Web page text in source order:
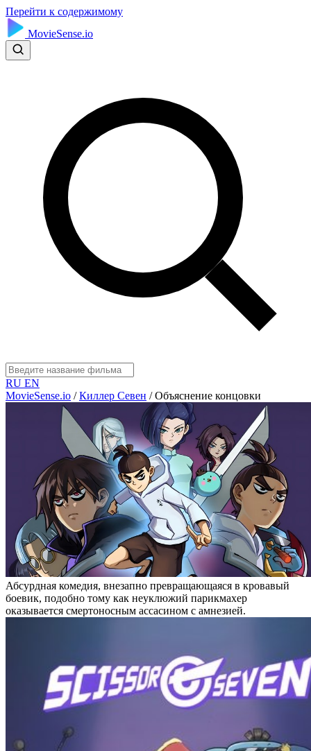
Перейти к содержимому
MovieSense.io
RU EN
MovieSense.io / Киллер Севен / Объяснение концовки
Абсурдная комедия, внезапно превращающаяся в кровавый
боевик, подобно тому как неуклюжий парикмахер
оказывается смертоносным ассасином с амнезией.